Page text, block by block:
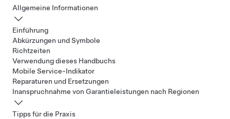
Allgemeine Informationen
Einführung
Abkürzungen und Symbole
Richtzeiten
Verwendung dieses Handbuchs
Mobile Service-Indikator
Reparaturen und Ersetzungen
Inanspruchnahme von Garantieleistungen nach Regionen
Tipps für die Praxis